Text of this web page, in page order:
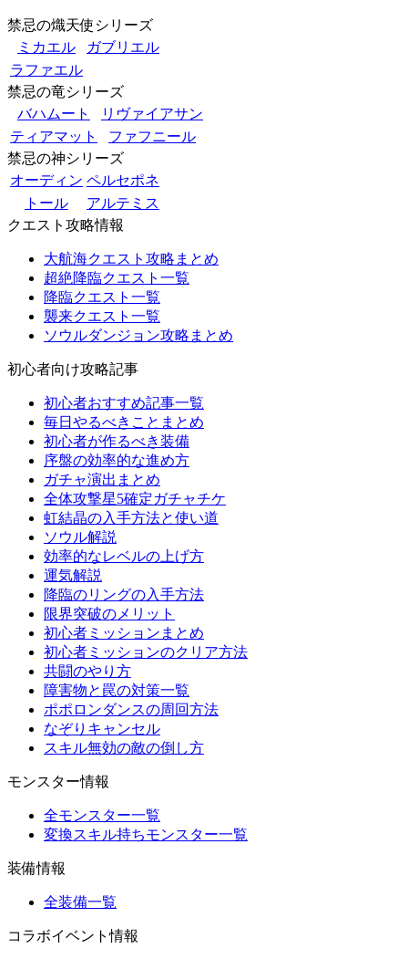
禁忌の熾天使シリーズ
ミカエル
ガブリエル
ラファエル
禁忌の竜シリーズ
バハムート
リヴァイアサン
ティアマット
ファフニール
禁忌の神シリーズ
オーディン ペルセポネ
トール
アルテミス
クエスト攻略情報
大航海クエスト攻略まとめ
超絶降臨クエスト一覧
降臨クエスト一覧
襲来クエスト一覧
ソウルダンジョン攻略まとめ
初心者向け攻略記事
初心者おすすめ記事一覧
毎日やるべきことまとめ
初心者が作るべき装備
序盤の効率的な進め方
ガチャ演出まとめ
全体攻撃星5確定ガチャチケ
虹結晶の入手方法と使い道
ソウル解説
効率的なレベルの上げ方
運気解説
降臨のリングの入手方法
限界突破のメリット
初心者ミッションまとめ
初心者ミッションのクリア方法
共闘のやり方
障害物と罠の対策一覧
ポポロンダンスの周回方法
なぞりキャンセル
スキル無効の敵の倒し方
モンスター情報
全モンスター一覧
変換スキル持ちモンスター一覧
装備情報
全装備一覧
コラボイベント情報